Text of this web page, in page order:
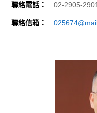
聯絡電話： 02-2905-
聯絡信箱：